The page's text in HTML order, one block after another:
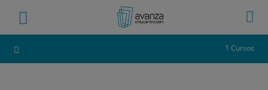
1 Cursos